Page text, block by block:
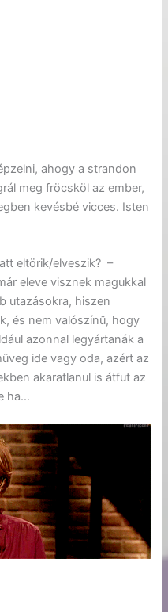
ahogy a strandon
meg fröcsköl az ember,
kevésbé vicces. Isten
eltörik/elveszik? –
eleve visznek magukkal
utazásokra, hiszen
és nem valószínű, hogy
azonnal legyártanák a
ide vagy oda, azért az
akaratlanul is átfut az
ha…